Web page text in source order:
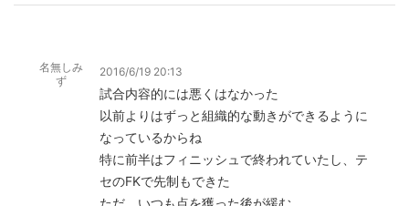
名無しみ
ず
2016/6/19 20:13
試合内容的には悪くはなかった
以前よりはずっと組織的な動きができるように
なっているからね
特に前半はフィニッシュで終われていたし、テ
セのFKで先制もできた
ただ、いつも点を獲った後が緩む